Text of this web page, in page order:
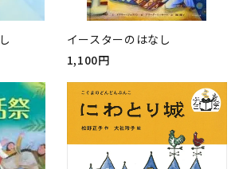
イースターのはなし
1,100円